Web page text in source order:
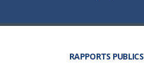
RAPPORTS PUBLICS